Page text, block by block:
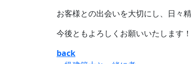
お客様との出会いを大切にし、日々精
今後ともよろしくお願いいたします！
back